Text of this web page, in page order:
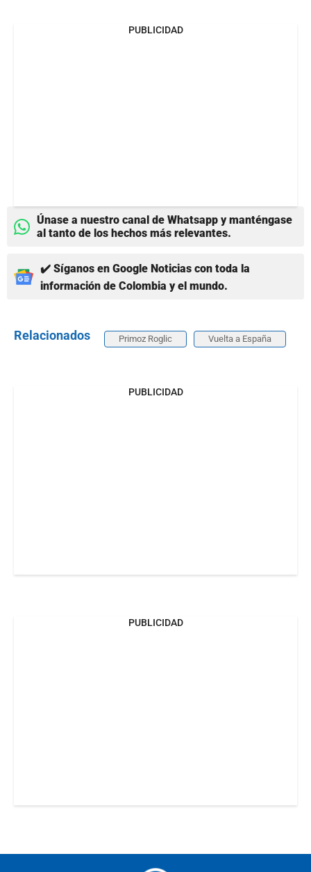
PUBLICIDAD
Únase a nuestro canal de Whatsapp y manténgase
al tanto de los hechos más relevantes.
✔️ Síganos en Google Noticias con toda la
información de Colombia y el mundo.
Relacionados Primoz Roglic Vuelta a España
PUBLICIDAD
PUBLICIDAD